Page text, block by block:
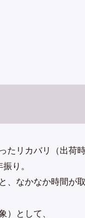
たリカバリ（出荷
り。
、なかなか時間が
）として、